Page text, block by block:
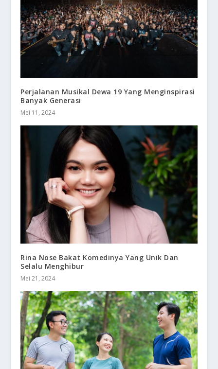
Perjalanan Musikal Dewa 19 Yang Menginspirasi
Banyak Generasi
Mei 11, 2024
Rina Nose Bakat Komedinya Yang Unik Dan
Selalu Menghibur
Mei 21, 2024